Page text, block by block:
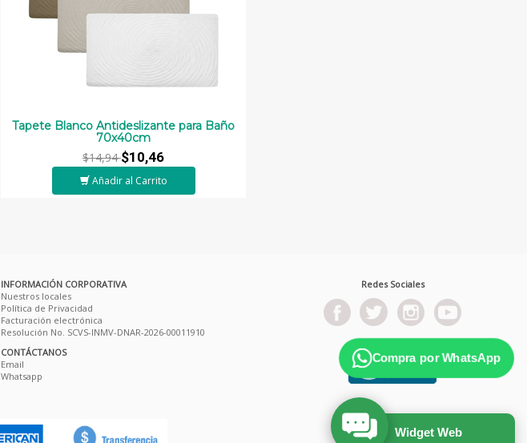
Tapete Blanco Antideslizante para Baño
70x40cm
$14,94$10,46
Añadir al Carrito
INFORMACIÓN CORPORATIVA
Nuestros locales
Política de Privacidad
Facturación electrónica
Resolución No. SCVS-INMV-DNAR-2026-00011910
CONTÁCTANOS
Email
Whatsapp
Redes Sociales
Compra por WhatsApp